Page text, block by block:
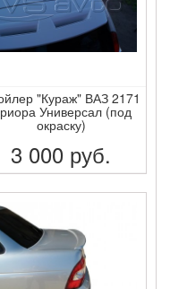
"Кураж" ВАЗ 2171
Универсал (под
окраску)
3 000 руб.
ПОДРОБНЕЕ